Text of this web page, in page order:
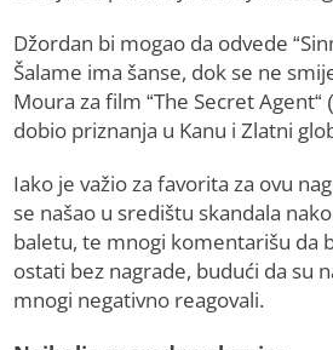
Džordan bi mogao da odvede
Šalame ima šanse, dok se ne
Moura za film “The Secret Agent“
dobio priznanja u Kanu i Zlatni
Iako je važio za favorita za ovu
se našao u središtu skandala
baletu, te mnogi komentarišu da
ostati bez nagrade, budući da su
mnogi negativno reagovali.